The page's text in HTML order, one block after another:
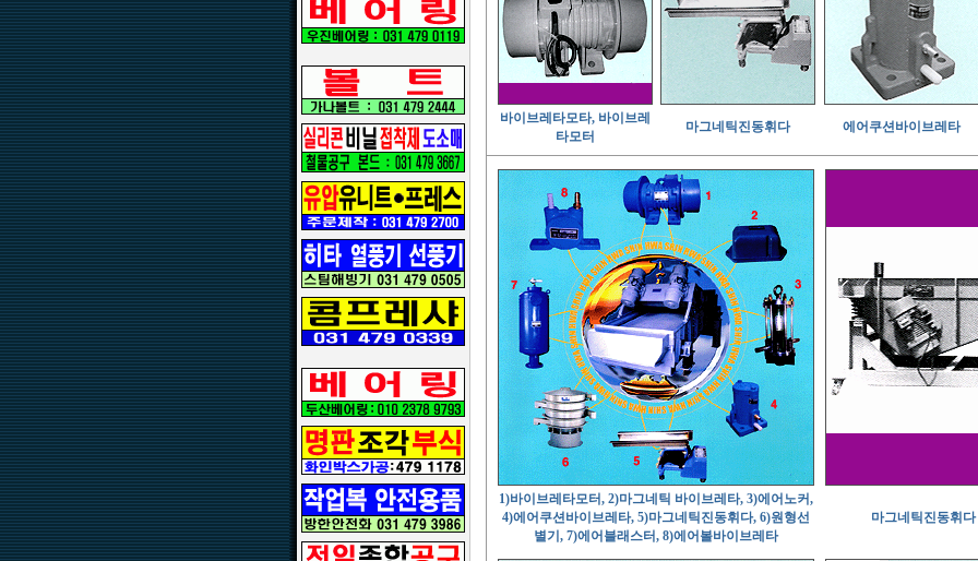
바이브레타모타, 바이브레
타모터
마그네틱진동휘다 에어쿠션바이브레타
1)바이브레타모터, 2)마그네틱 바이브레타, 3)에어노커,
4)에어쿠션바이브레타, 5)마그네틱진동휘다, 6)원형선
별기, 7)에어블래스터, 8)에어볼바이브레타
마그네틱진동휘